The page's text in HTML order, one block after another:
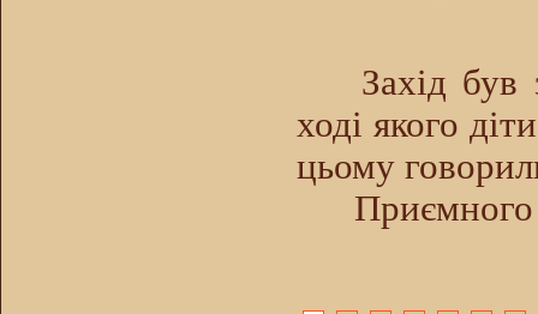
Захід був
ході якого
цьому